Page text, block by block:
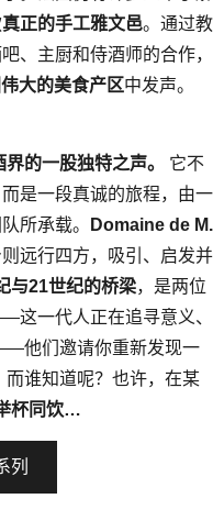
真正的手工雅文邑。通过教
、主厨和侍酒师的合作，
大的美食产区中发声。
的一股独特之声。
它不
是一段真诚的旅程，由一
所承载。
Domaine de M.
远行四方，吸引、启发并
与21世纪的桥梁，是两位
这一代人正在追寻意义、
他们邀请你重新发现一
而谁知道呢？也许，在某
杯同饮…
列